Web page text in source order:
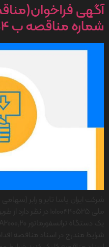
آگهی
شماره مناقصه ب 02/404